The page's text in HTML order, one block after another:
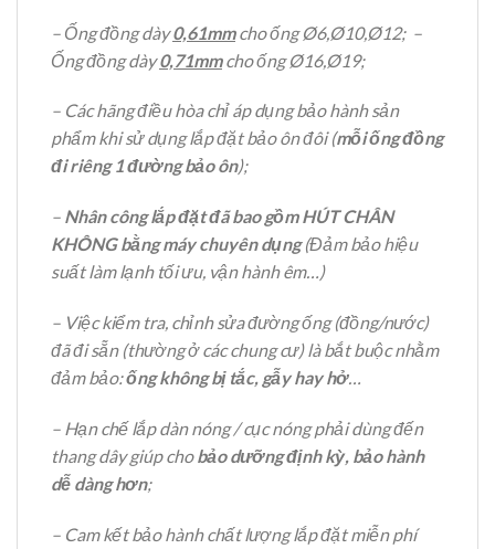
– Ống đồng dày0,61mmcho ống Ø6,Ø10,Ø12; –
Ống đồng dày0,71mmcho ống Ø16,Ø19;
– Các hãng điều hòa chỉ áp dụng bảo hành sản
phẩm khi sử dụng lắp đặt bảo ôn đôi (mỗi ống đồng
đi riêng 1 đường bảo ôn);
– Nhân công lắp đặt đã bao gồm HÚT CHÂN
KHÔNG bằng máy chuyên dụng(Đảm bảo hiệu
suất làm lạnh tối ưu, vận hành êm…)
– Việc kiểm tra, chỉnh sửa đường ống (đồng/nước)
đã đi sẵn (thường ở các chung cư) là bắt buộc nhằm
đảm bảo:ống không bị tắc, gẫy hay hở…
– Hạn chế lắp dàn nóng / cục nóng phải dùng đến
thang dây giúp chobảo dưỡng định kỳ, bảo hành
dễ dàng hơn;
– Cam kết bảo hành chất lượng lắp đặt miễn phí